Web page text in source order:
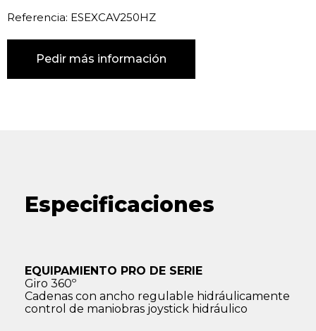
Referencia: ESEXCAV250HZ
Pedir más información
Especificaciones
EQUIPAMIENTO PRO DE SERIE
Giro 360º
Cadenas con ancho regulable hidráulicamente
control de maniobras joystick hidráulico